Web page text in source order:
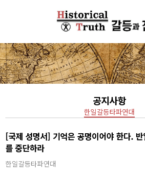
공지사항
한일갈등타파연대
[국제 성명서] 기억은 공명이어야 한다.
를 중단하라
한일갈등타파연대